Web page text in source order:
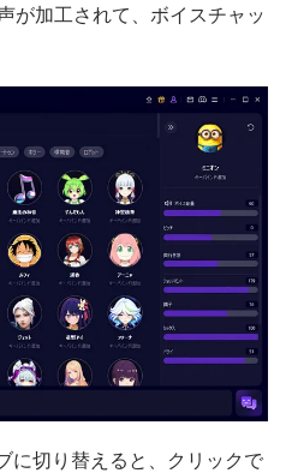
が加工されて、ボイスチャッ
に切り替えると、クリックで